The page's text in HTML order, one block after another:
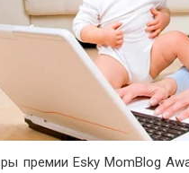
премии Esky MomBlog